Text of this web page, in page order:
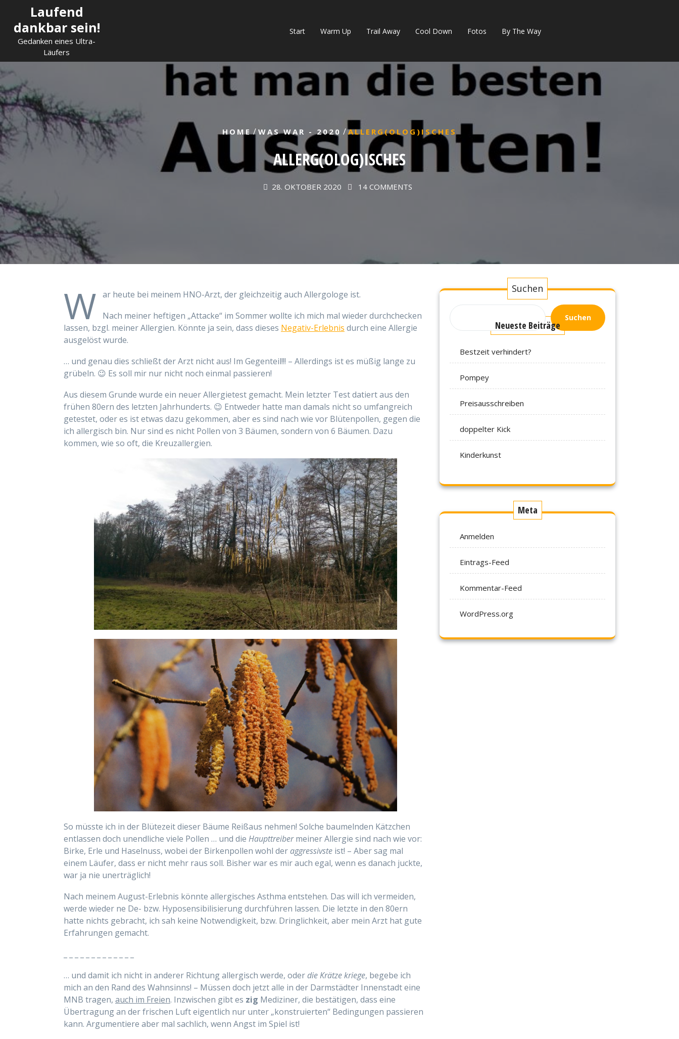
content
Laufend
dankbar sein!
Gedanken eines Ultra-
Läufers
Start Warm Up Trail Away Cool Down Fotos By The Way
HOME/ WAS WAR - 2020 /ALLERG(OLOG)ISCHES
ALLERG(OLOG)ISCHES
28. OKTOBER 2020 14 COMMENTS
W ar heute bei meinem HNO-Arzt, der gleichzeitig auch Allergologe ist.
Nach meiner heftigen „Attacke“ im Sommer wollte ich mich mal wieder durchchecken
lassen, bzgl. meiner Allergien. Könnte ja sein, dass dieses Negativ-Erlebnis durch eine Allergie
ausgelöst wurde.
… und genau dies schließt der Arzt nicht aus! Im Gegenteil!!! – Allerdings ist es müßig lange zu
grübeln. 😉 Es soll mir nur nicht noch einmal passieren!
Aus diesem Grunde wurde ein neuer Allergietest gemacht. Mein letzter Test datiert aus den
frühen 80ern des letzten Jahrhunderts. 😉 Entweder hatte man damals nicht so umfangreich
getestet, oder es ist etwas dazu gekommen, aber es sind nach wie vor Blütenpollen, gegen die
ich allergisch bin. Nur sind es nicht Pollen von 3 Bäumen, sondern von 6 Bäumen. Dazu
kommen, wie so oft, die Kreuzallergien.
So müsste ich in der Blütezeit dieser Bäume Reißaus nehmen! Solche baumelnden Kätzchen
entlassen doch unendliche viele Pollen … und die Haupttreibermeiner Allergie sind nach wie vor:
Birke, Erle und Haselnuss, wobei der Birkenpollen wohl deraggressivste ist! – Aber sag mal
einem Läufer, dass er nicht mehr raus soll. Bisher war es mir auch egal, wenn es danach juckte,
war ja nie unerträglich!
Nach meinem August-Erlebnis könnte allergisches Asthma entstehen. Das will ich vermeiden,
werde wieder ne De- bzw. Hyposensibilisierung durchführen lassen. Die letzte in den 80ern
hatte nichts gebracht, ich sah keine Notwendigkeit, bzw. Dringlichkeit, aber mein Arzt hat gute
Erfahrungen gemacht.
… und damit ich nicht in anderer Richtung allergisch werde, oderdie Krätze kriege, begebe ich
mich an den Rand des Wahnsinns! – Müssen doch jetzt alle in der Darmstädter Innenstadt eine
MNB tragen, auch im Freien. Inzwischen gibt es zig Mediziner, die bestätigen, dass eine
Übertragung an der frischen Luft eigentlich nur unter „konstruierten“ Bedingungen passieren
kann. Argumentiere aber mal sachlich, wenn Angst im Spiel ist!
Suchen
Suchen
Neueste Beiträge
Bestzeit verhindert?
Pompey
Preisausschreiben
doppelter Kick
Kinderkunst
Meta
Anmelden
Eintrags-Feed
Kommentar-Feed
WordPress.org